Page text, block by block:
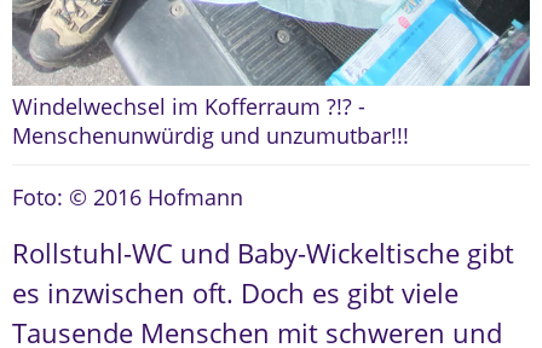
Windelwechsel im Kofferraum ?!? -
Menschenunwürdig und unzumutbar!!!
Foto: © 2016 Hofmann
Rollstuhl-WC und Baby-Wickeltische gibt
es inzwischen oft. Doch es gibt viele
Tausende Menschen mit schweren und